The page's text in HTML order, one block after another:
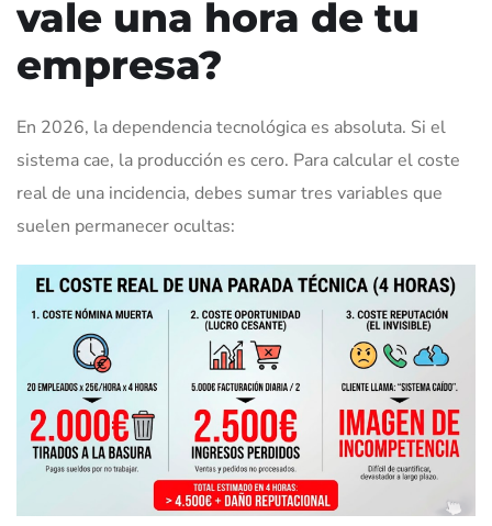
vale una hora de tu
empresa?
En 2026, la dependencia tecnológica es absoluta. Si el
sistema cae, la producción es cero. Para calcular el coste
real de una incidencia, debes sumar tres variables que
suelen permanecer ocultas: